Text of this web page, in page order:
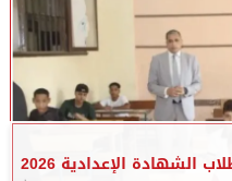
الشهادة الإعدادية 2026